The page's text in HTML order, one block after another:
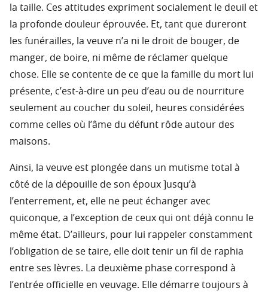
la taille. Ces attitudes expriment socialement le deuil et
la profonde douleur éprouvée. Et, tant que dureront
les funérailles, la veuve n’a ni le droit de bouger, de
manger, de boire, ni même de réclamer quelque
chose. Elle se contente de ce que la famille du mort lui
présente, c’est-à-dire un peu d’eau ou de nourriture
seulement au coucher du soleil, heures considérées
comme celles où l’âme du défunt rôde autour des
maisons.
Ainsi, la veuve est plongée dans un mutisme total à
côté de la dépouille de son époux ]usqu’à
l’enterrement, et, elle ne peut échanger avec
quiconque, a l’exception de ceux qui ont déjà connu le
même état. D’ailleurs, pour lui rappeler constamment
l’obligation de se taire, elle doit tenir un fil de raphia
entre ses lèvres. La deuxième phase correspond à
l’entrée officielle en veuvage. Elle démarre toujours à